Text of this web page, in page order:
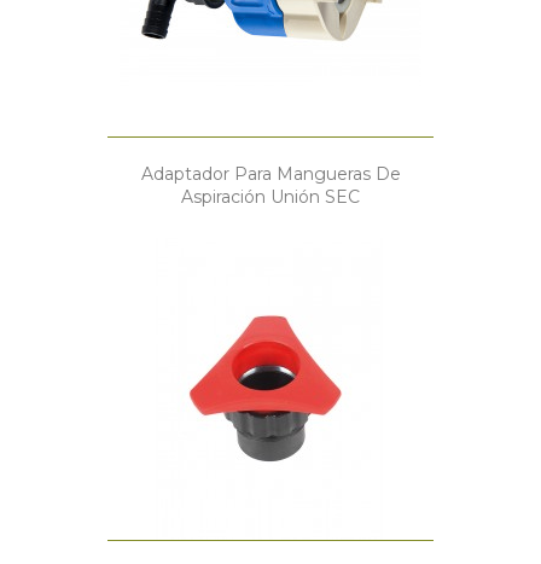
Adaptador Para Mangueras De
Aspiración Unión SEC